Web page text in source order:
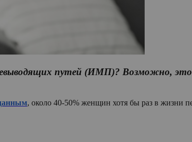
путей (ИМП)? Возможно,
, около 40-50% женщин хотя бы раз в жизни